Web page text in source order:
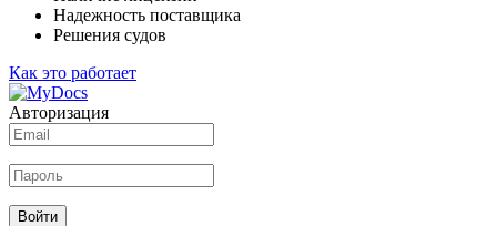
Надежность поставщика
Решения судов
Как это работает
Авторизация
Войти